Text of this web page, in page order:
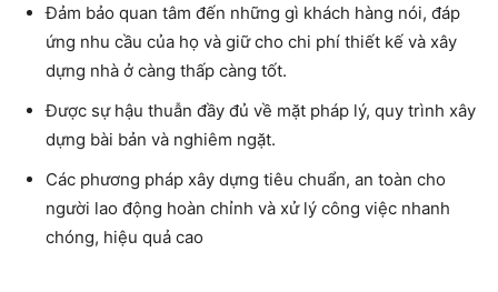
Đảm bảo quan tâm đến những gì khách hàng nói, đáp
ứng nhu cầu của họ và giữ cho chi phí thiết kế và xây
dựng nhà ở càng thấp càng tốt.
Được sự hậu thuẫn đầy đủ về mặt pháp lý, quy trình xây
dựng bài bản và nghiêm ngặt.
Các phương pháp xây dựng tiêu chuẩn, an toàn cho
người lao động hoàn chỉnh và xử lý công việc nhanh
chóng, hiệu quả cao